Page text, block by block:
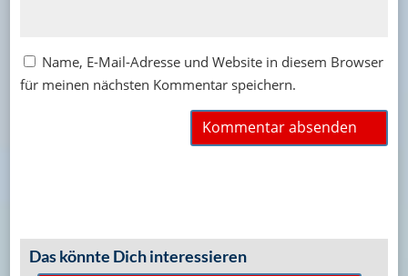
Name, E-Mail-Adresse und Website in diesem Browser
für meinen nächsten Kommentar speichern.
Das könnte Dich interessieren